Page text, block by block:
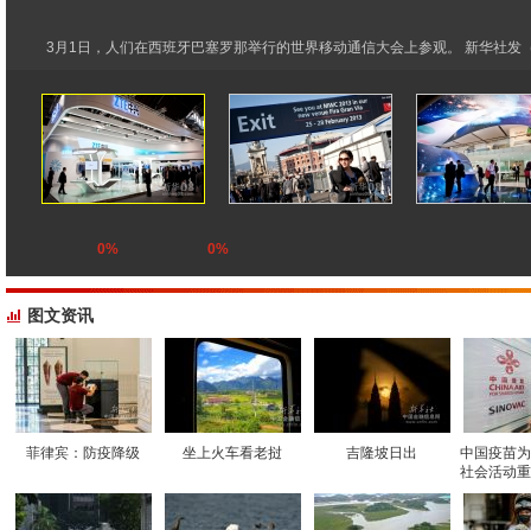
3月1日，人们在西班牙巴塞罗那举行的世界移动通信大会上参观。 新华社发
0% 0%
图文资讯
菲律宾：防疫降级 坐上火车看老挝 吉隆坡日出
中国疫苗
社会活动